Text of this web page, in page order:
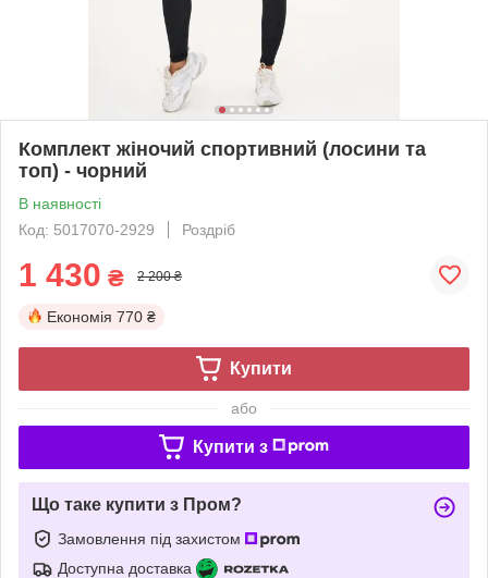
Комплект жіночий спортивний (лосини та
топ) - чорний
В наявності
Код: 5017070-2929
Роздріб
1 430 ₴ 2 200 ₴
Економія 770 ₴
Купити
або
Купити з
Що таке купити з Пром?
Замовлення під захистом
Доступна доставка